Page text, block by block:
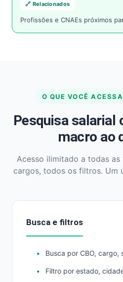
🔗 Relacionados
Profissões e CNAEs próximos
O QUE VOCÊ
Pesquisa
macro ao
Acesso ilimitado a todas
cargos, todos os filtros. Um
Busca e filtros
Busca por CBO, cargo,
Filtro por estado,